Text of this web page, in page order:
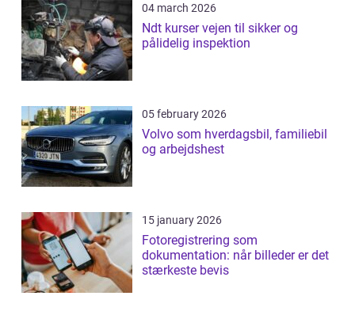
04 march 2026
Ndt kurser vejen til sikker og
pålidelig inspektion
05 february 2026
Volvo som hverdagsbil, familiebil
og arbejdshest
15 january 2026
Fotoregistrering som
dokumentation: når billeder er det
stærkeste bevis